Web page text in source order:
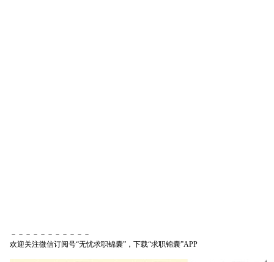
－－－－－－－－－－－
欢迎关注微信订阅号“无忧求职锦囊”，下载“求职锦囊”APP